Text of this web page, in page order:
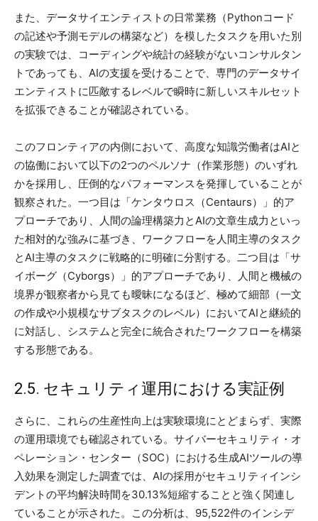
また、データサイエンティストの日常業務（Pythonコード
の記述や予測モデルの構築など）を模したタスクを用いた別
の実験では、コーディングや統計の経験がないコンサルタン
トであっても、AIの支援を受けることで、専門のデータサイ
エンティストに匹敵するレベルで瞬時に新しいスキルセット
を拡張できることが確認されている。
このフロンティアの内側において、高度な知識労働者はAIと
の協働において以下の2つのペルソナ（作業形態）のいずれ
かを採用し、圧倒的なパフォーマンスを発揮していることが
観察された。一つ目は「ケンタウロス（Centaurs）」的ア
プローチであり、人間の論理構築力とAIの文章生成力といっ
た相対的な強みに基づき、ワークフローを人間主導のタスク
とAI主導のタスクに戦略的に明確に分割する。二つ目は「サ
イボーグ（Cyborgs）」的アプローチであり、人間と機械の
境界が観察者から見ても曖昧になるほど、極めて細部（一文
の作成や小規模なサブタスクのレベル）においてAIと継続的
に対話し、システムと完全に統合されたワークフローを構築
する形態である。
2.5. セキュリティ運用における実証例
さらに、これらの生産性向上は実験環境にとどまらず、実際
の運用環境でも確認されている。サイバーセキュリティ・オ
ペレーション・センター（SOC）における生成AIツールの導
入効果を測定した調査では、AIの採用がセキュリティインシ
デントの平均解決時間を30.13%短縮することと強く関連し
ていることが示された。この分析は、95,522件のインシデ